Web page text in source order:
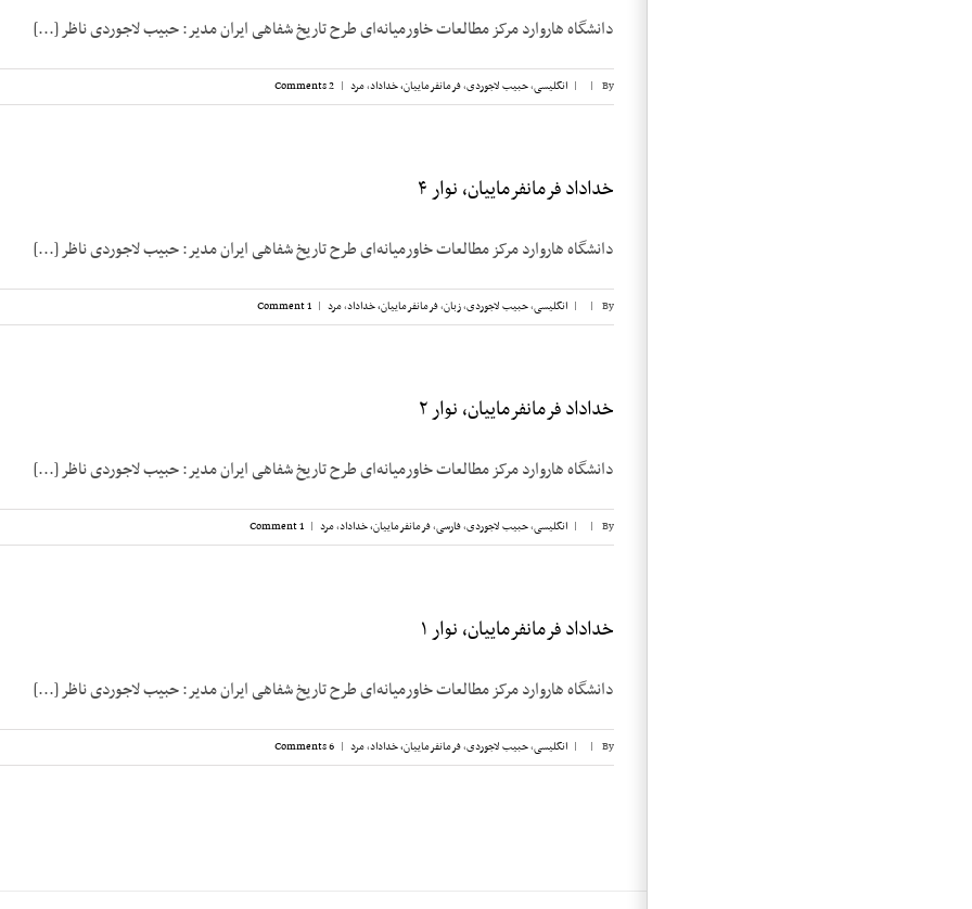
دانشگاه هاروارد مرکز مطالعات خاورمیانه‌ای طرح تاریخ شفاهی ایران مدیر: حبیب لاجوردی ناظر [...]
By
|
| انگلیسی,حبیب لاجوردی,فرمانفرماییان، خداداد,مرد |
2 Comments
خداداد فرمانفرماییان، نوار ۴
دانشگاه هاروارد مرکز مطالعات خاورمیانه‌ای طرح تاریخ شفاهی ایران مدیر: حبیب لاجوردی ناظر [...]
By
|
| انگلیسی,حبیب لاجوردی,زبان,فرمانفرماییان، خداداد,مرد |
1 Comment
خداداد فرمانفرماییان، نوار ۲
دانشگاه هاروارد مرکز مطالعات خاورمیانه‌ای طرح تاریخ شفاهی ایران مدیر: حبیب لاجوردی ناظر [...]
By
|
| انگلیسی,حبیب لاجوردی,فارسی,فرمانفرماییان، خداداد,مرد |
1 Comment
خداداد فرمانفرماییان، نوار ۱
دانشگاه هاروارد مرکز مطالعات خاورمیانه‌ای طرح تاریخ شفاهی ایران مدیر: حبیب لاجوردی ناظر [...]
By
|
| انگلیسی,حبیب لاجوردی,فرمانفرماییان، خداداد,مرد |
6 Comments